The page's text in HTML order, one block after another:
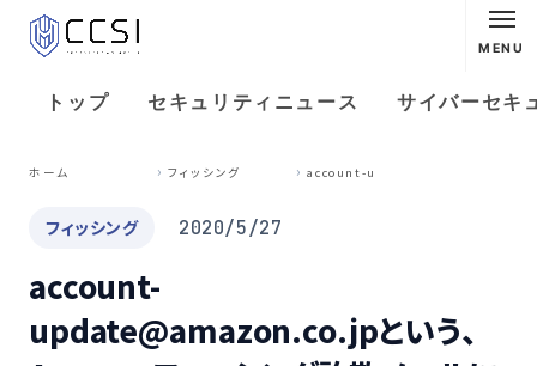
MENU
トップ セキュリティニュース サイバーセキ
ホーム フィッシング
フィッシング 2020/5/27
account-
update@amazon.co.jpという、